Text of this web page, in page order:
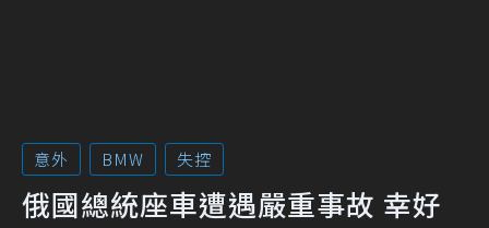
意外 BMW 失控
俄國總統座車遭遇嚴重事故 幸好